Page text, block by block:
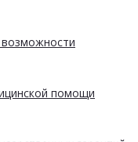
помощи